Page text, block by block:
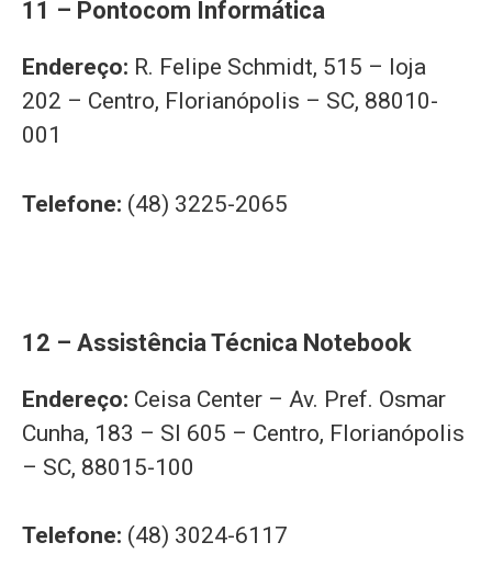
11 – Pontocom Informática
Endereço: R. Felipe Schmidt, 515 – loja
202 – Centro, Florianópolis – SC, 88010-
001
Telefone: (48) 3225-2065
12 – Assistência Técnica Notebook
Endereço: Ceisa Center – Av. Pref. Osmar
Cunha, 183 – Sl 605 – Centro, Florianópolis
– SC, 88015-100
Telefone: (48) 3024-6117